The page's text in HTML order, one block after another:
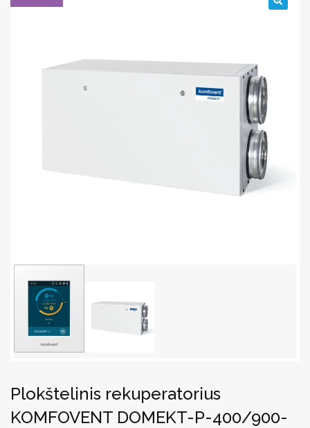
Plokštelinis rekuperatorius
KOMFOVENT DOMEKT-P-400/900-